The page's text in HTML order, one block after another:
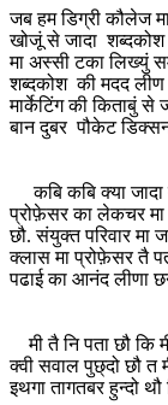
जब हम डिग्री कौलेज
खोजूं से जादा शब्दकोश
मा अस्सी टका लिख्युं
शब्दकोश की मदद लीण
मार्केटिंग की किताबुं से
बान दुबर पौकेट
कबि कबि क्या जादा
प्रोफ़ेसर का लेकचर मा
छौ. संयुक्त परिवार मा
क्लास मा प्रोफ़ेसर तै
पढाई का आनंद लीणा
मी तै नि पता छौ कि
क्वी सवाल पुछ्दो छौ त
इथगा तागतबर हुन्दो